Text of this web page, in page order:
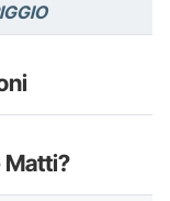
Matti?